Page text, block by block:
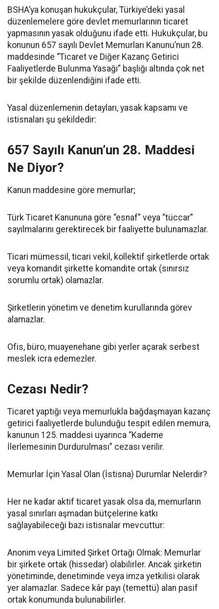
BSHA’ya konuşan hukukçular, Türkiye’deki yasal
düzenlemelere göre devlet memurlarının ticaret
yapmasının yasak olduğunu ifade etti. Hukukçular, bu
konunun 657 sayılı Devlet Memurları Kanunu’nun 28.
maddesinde “Ticaret ve Diğer Kazanç Getirici
Faaliyetlerde Bulunma Yasağı” başlığı altında çok net
bir şekilde düzenlendiğini ifade etti.
Yasal düzenlemenin detayları, yasak kapsamı ve
istisnaları şu şekildedir:
657 Sayılı Kanun’un 28. Maddesi
Ne Diyor?
Kanun maddesine göre memurlar;
Türk Ticaret Kanununa göre “esnaf” veya “tüccar”
sayılmalarını gerektirecek bir faaliyette bulunamazlar.
Ticari mümessil, ticari vekil, kollektif şirketlerde ortak
veya komandit şirkette komandite ortak (sınırsız
sorumlu ortak) olamazlar.
Şirketlerin yönetim ve denetim kurullarında görev
alamazlar.
Ofis, büro, muayenehane gibi yerler açarak serbest
meslek icra edemezler.
Cezası Nedir?
Ticaret yaptığı veya memurlukla bağdaşmayan kazanç
getirici faaliyetlerde bulunduğu tespit edilen memura,
kanunun 125. maddesi uyarınca “Kademe
İlerlemesinin Durdurulması” cezası verilir.
Memurlar İçin Yasal Olan (İstisna) Durumlar Nelerdir?
Her ne kadar aktif ticaret yasak olsa da, memurların
yasal sınırları aşmadan bütçelerine katkı
sağlayabileceği bazı istisnalar mevcuttur:
Anonim veya Limited Şirket Ortağı Olmak: Memurlar
bir şirkete ortak (hissedar) olabilirler. Ancak şirketin
yönetiminde, denetiminde veya imza yetkilisi olarak
yer alamazlar. Sadece kâr payı (temettü) alan pasif
ortak konumunda bulunabilirler.